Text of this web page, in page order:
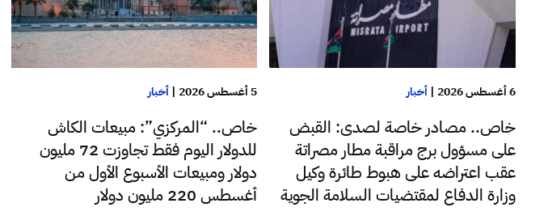
6 أغسطس 2026 | أخبار
خاص.. مصادر خاصة لصدى: القبض
على مسؤول برج مراقبة مطار مصراتة
عقب اعتراضه على هبوط طائرة وكيل
وزارة الدفاع لمقتضيات السلامة الجوية
5 أغسطس 2026 | أخبار
خاص.. “المركزي”: مبيعات الكاش
للدولار اليوم فقط تجاوزت 72 مليون
دولار ومبيعات الأسبوع الأول من
أغسطس 220 مليون دولار